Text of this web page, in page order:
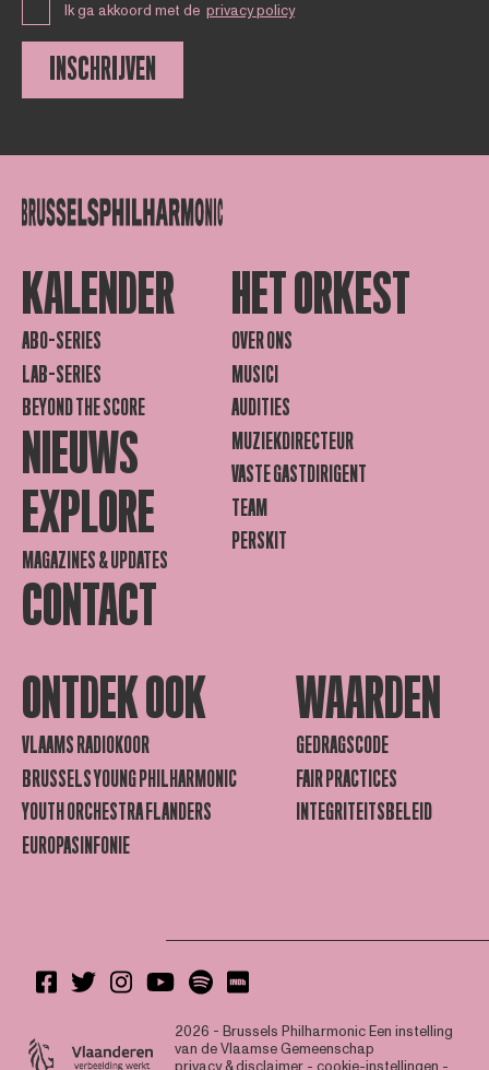
Ik ga akkoord met de privacy policy
INSCHRIJVEN
KALENDER
ABO-SERIES
LAB-SERIES
BEYOND THE SCORE
NIEUWS
EXPLORE
MAGAZINES & UPDATES
CONTACT
HET ORKEST
OVER ONS
MUSICI
AUDITIES
MUZIEKDIRECTEUR
VASTE GASTDIRIGENT
TEAM
PERSKIT
ONTDEK OOK
VLAAMS RADIOKOOR
BRUSSELS YOUNG PHILHARMONIC
YOUTH ORCHESTRA FLANDERS
EUROPASINFONIE
WAARDEN
GEDRAGSCODE
FAIR PRACTICES
INTEGRITEITSBELEID
2026 - Brussels PhilharmonicEen instelling
van de Vlaamse Gemeenschap